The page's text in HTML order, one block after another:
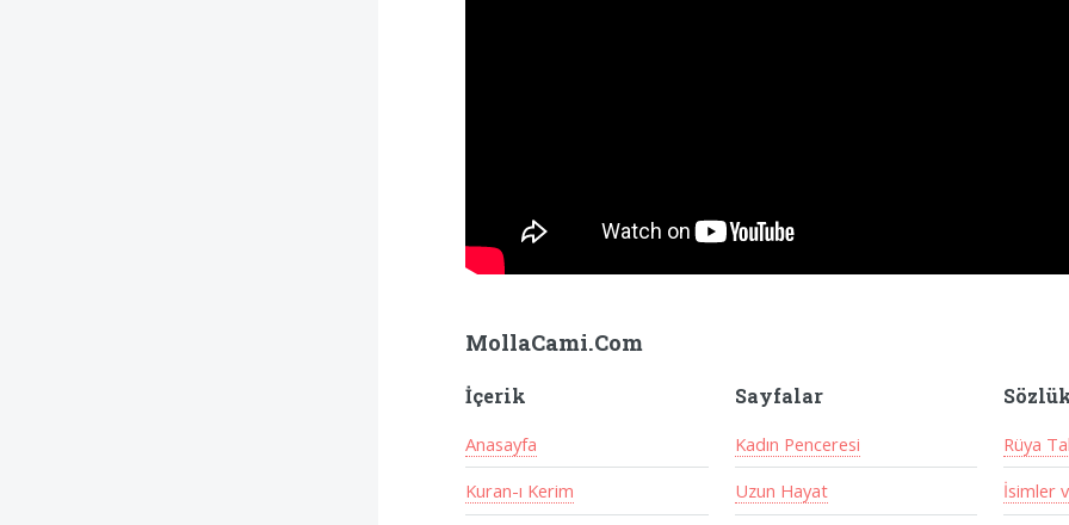
MollaCami.Com
İçerik
Anasayfa
Kuran-ı Kerim
Sayfalar
Kadın Penceresi
Uzun Hayat
Rüya
İsimler